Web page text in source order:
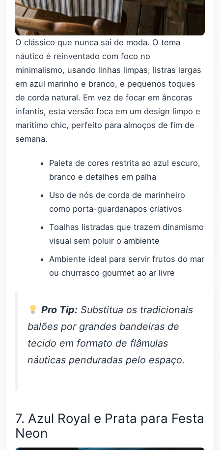
O clássico que nunca sai de moda. O tema
náutico é reinventado com foco no
minimalismo, usando linhas limpas, listras largas
em azul marinho e branco, e pequenos toques
de corda natural. Em vez de focar em âncoras
infantis, esta versão foca em um design limpo e
marítimo chic, perfeito para almoços de fim de
semana.
Paleta de cores restrita ao azul escuro,
branco e detalhes em palha
Uso de nós de corda de marinheiro
como porta-guardanapos criativos
Toalhas listradas que trazem dinamismo
visual sem poluir o ambiente
Ambiente ideal para servir frutos do mar
ou churrasco gourmet ao ar livre
Pro Tip:Substitua os tradicionais
balões por grandes bandeiras de
tecido em formato de flâmulas
náuticas penduradas pelo espaço.
7. Azul Royal e Prata para Festa
Neon